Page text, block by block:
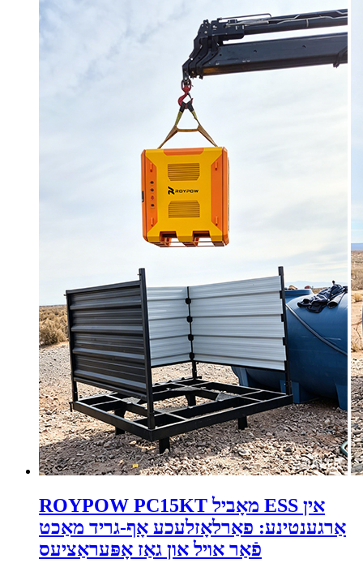
ROYPOW PC15KT מאָביל ESS אין
אַרגענטינע: פאַרלאָזלעכע אָף-גריד מאַכט
פֿאַר אויל און גאַז אָפּעראַציעס